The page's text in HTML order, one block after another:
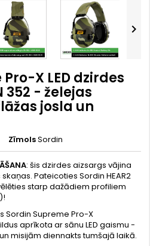

X LED dzirdes
352 - želejas
josla un
ZīmolsSordin
: šis dzirdes aizsargs vājina
Pateicoties Sordin HEAR2
starp dažādiem profiliem
Sordin Supreme Pro-X
aprīkota ar sānu LED gaismu -
misijām diennakts tumšajā laikā.